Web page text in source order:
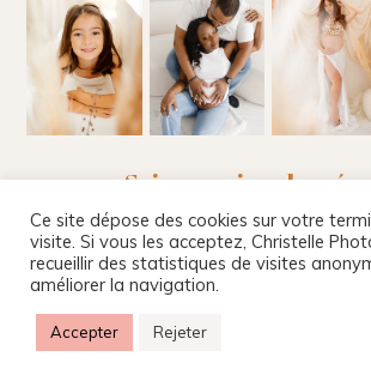
Suivez-moi sur les
Christelle Beney Photographie
Agnes Colombo & Romain Kersulec
légales
Ce site dépose des cookies sur votre
visite. Si vous les acceptez, Christelle
recueillir des statistiques de visites
améliorer la navigation.
Accepter Rejeter